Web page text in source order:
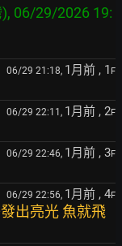
06/29/2026 19:
06/29 21:18, 1月前 , 1 F
06/29 22:11, 1月前 , 2F
06/29 22:46, 1月前 , 3F
06/29 22:56, 1月前 , 4F
出亮光 魚就飛